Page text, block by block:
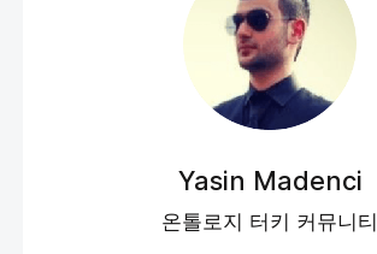
Yasin Madenci
온톨로지 터키 커뮤니티